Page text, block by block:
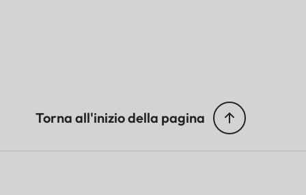
Torna all'inizio della pagina